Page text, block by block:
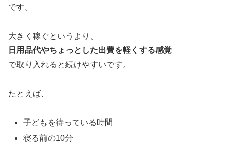
です。
大きく稼ぐというより、
日用品代やちょっとした出費を軽くする感覚
で取り入れると続けやすいです。
たとえば、
子どもを待っている時間
寝る前の10分